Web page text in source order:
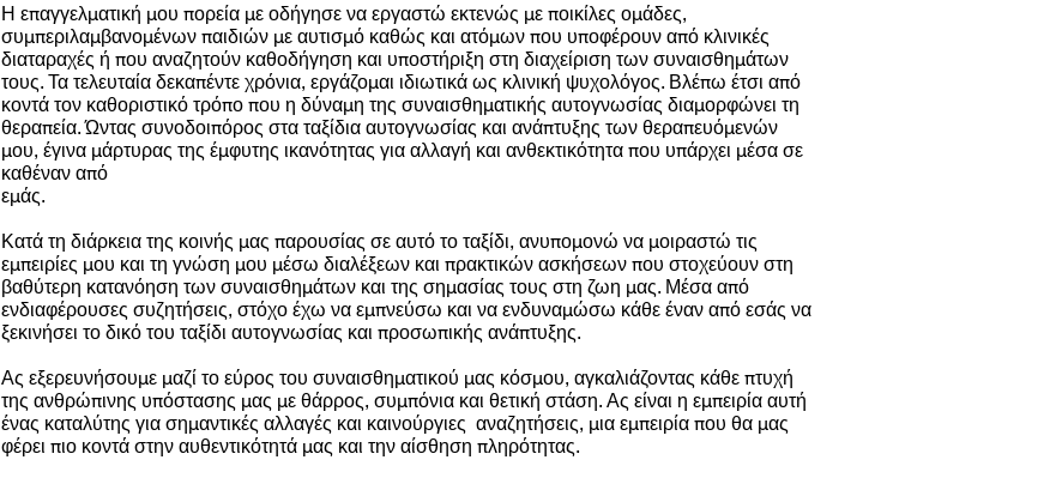
Η επαγγελματική μου πορεία με οδήγησε να εργαστώ εκτενώς με ποικίλες ομάδες,
συμπεριλαμβανομένων παιδιών με αυτισμό καθώς και ατόμων που υποφέρουν από κλινικές
διαταραχές ή που αναζητούν καθοδήγηση και υποστήριξη στη διαχείριση των συναισθημάτων
τους. Τα τελευταία δεκαπέντε χρόνια, εργάζομαι ιδιωτικά ως κλινική ψυχολόγος. Βλέπω έτσι από
κοντά τον καθοριστικό τρόπο που η δύναμη της συναισθηματικής αυτογνωσίας διαμορφώνει τη
θεραπεία. Ώντας συνοδοιπόρος στα ταξίδια αυτογνωσίας και ανάπτυξης των θεραπευόμενών
μου, έγινα μάρτυρας της έμφυτης ικανότητας για αλλαγή και ανθεκτικότητα που υπάρχει μέσα σε
καθέναν από
εμάς.
Κατά τη διάρκεια της κοινής μας παρουσίας σε αυτό το ταξίδι, ανυπομονώ να μοιραστώ τις
εμπειρίες μου και τη γνώση μου μέσω διαλέξεων και πρακτικών ασκήσεων που στοχεύουν στη
βαθύτερη κατανόηση των συναισθημάτων και της σημασίας τους στη ζωη μας. Μέσα από
ενδιαφέρουσες συζητήσεις, στόχο έχω να εμπνεύσω και να ενδυναμώσω κάθε έναν από εσάς να
ξεκινήσει το δικό του ταξίδι αυτογνωσίας και προσωπικής ανάπτυξης.
Ας εξερευνήσουμε μαζί το εύρος του συναισθηματικού μας κόσμου, αγκαλιάζοντας κάθε πτυχή
της ανθρώπινης υπόστασης μας με θάρρος, συμπόνια και θετική στάση. Ας είναι η εμπειρία αυτή
ένας καταλύτης για σημαντικές αλλαγές και καινούργιες αναζητήσεις, μια εμπειρία που θα μας
φέρει πιο κοντά στην αυθεντικότητά μας και την αίσθηση πληρότητας.